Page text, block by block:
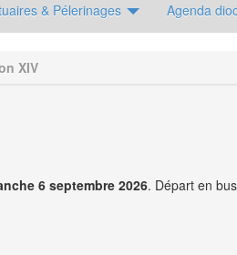
& Pélerinages Agenda
XIV
6 septembre 2026. Départ en